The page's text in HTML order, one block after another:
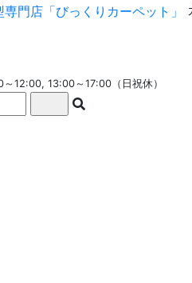
12:00, 13:00～17:00（日祝休）